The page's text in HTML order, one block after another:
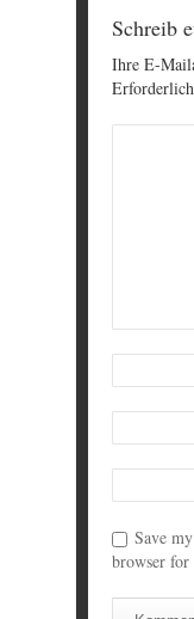
Schreib
Ihre E-
Save
browser